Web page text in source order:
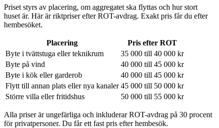
Priset styrs av placering, om aggregatet ska flyttas och hur stort
huset är. Här är riktpriser efter ROT-avdrag. Exakt pris får du efter
hembesöket.
Placering
Pris efter ROT
Byte i tvättstuga eller teknikrum
35 000 till 40 000 kr
Byte på vind
40 000 till 45 000 kr
Byte i kök eller garderob
40 000 till 45 000 kr
Flytt till annan plats eller nya kanaler 45 000 till 50 000 kr
Större villa eller fritidshus
50 000 till 55 000 kr
Alla priser är ungefärliga och inkluderar ROT-avdrag på 30 procent
för privatpersoner. Du får ett fast pris efter hembesök.